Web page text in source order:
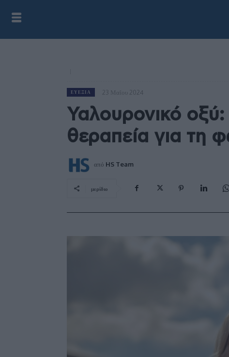
ΕΥΕΞΊΑ 23 Μαΐου 2024
Υαλουρονικό οξύ:
θεραπεία για τη
από HS Team
μερίδιο